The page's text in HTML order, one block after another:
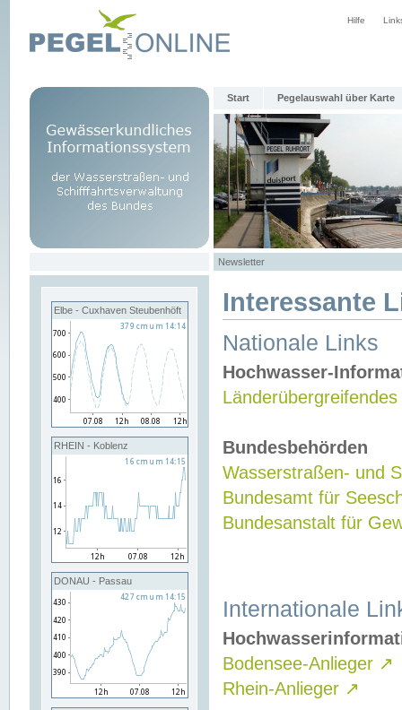
Hilfe
Start Pegelauswahl über Karte
Newsletter
Elbe - Cuxhaven Steubenhöft
RHEIN - Koblenz
DONAU - Passau
Interessante
Nationale Links
Hochwasser-
Bundesbehörden
Wasserstraßen- und
Bundesamt für
Bundesanstalt für
Internationale
Bodensee-Anlieger ↗
Rhein-Anlieger ↗